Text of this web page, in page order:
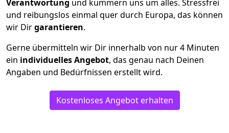
Verantwortung und kümmern uns um alles. Stressfrei
und reibungslos einmal quer durch Europa, das können
wir Dirgarantieren.
Gerne übermitteln wir Dir innerhalb von nur4 Minuten
ein individuelles Angebot, das genau nach Deinen
Angaben und Bedürfnissen erstellt wird.
Kostenloses Angebot erhalten